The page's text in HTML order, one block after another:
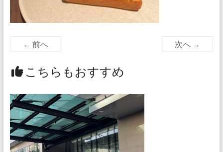
← 前へ 次へ →
こちらもおすすめ